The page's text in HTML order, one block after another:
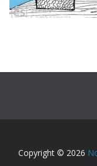
Copyright © 2026